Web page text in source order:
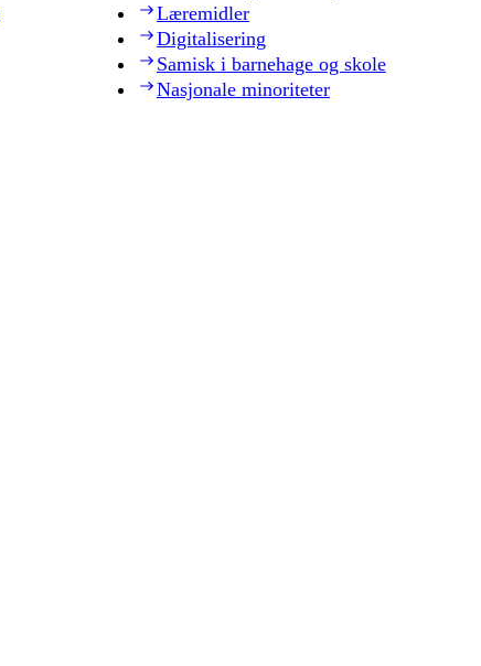
Læremidler
Digitalisering
Samisk i barnehage og skole
Nasjonale minoriteter